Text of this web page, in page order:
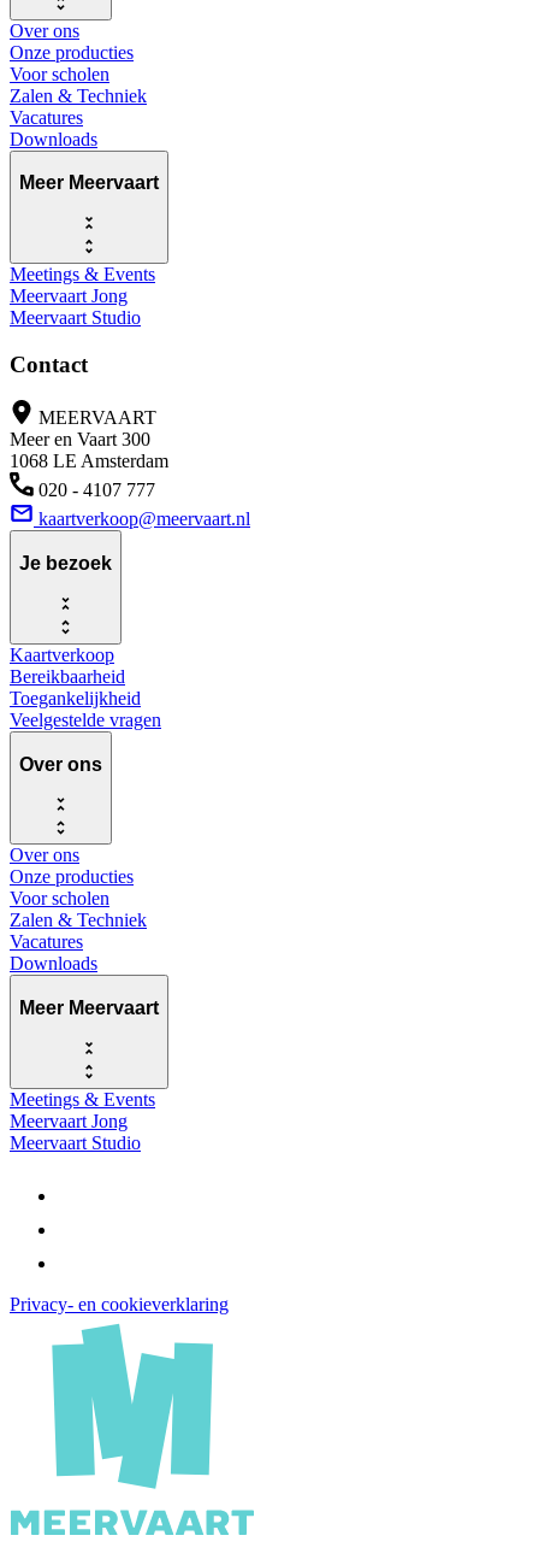
Over ons
Onze producties
Voor scholen
Zalen & Techniek
Vacatures
Downloads
Meer Meervaart
Meetings & Events
Meervaart Jong
Meervaart Studio
Contact
MEERVAART
Meer en Vaart 300
1068 LE Amsterdam
020 - 4107 777
kaartverkoop@meervaart.nl
Je bezoek
Kaartverkoop
Bereikbaarheid
Toegankelijkheid
Veelgestelde vragen
Over ons
Over ons
Onze producties
Voor scholen
Zalen & Techniek
Vacatures
Downloads
Meer Meervaart
Meetings & Events
Meervaart Jong
Meervaart Studio
Privacy- en cookieverklaring